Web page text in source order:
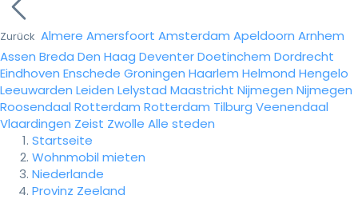
Zurück Almere Amersfoort Amsterdam Apeldoorn Arnhem
Assen Breda Den Haag DeventerDoetinchem Dordrecht
Eindhoven Enschede Groningen Haarlem Helmond Hengelo
Leeuwarden Leiden Lelystad Maastricht Nijmegen Nijmegen
Roosendaal Rotterdam Rotterdam Tilburg Veenendaal
Vlaardingen Zeist Zwolle Alle steden
Startseite
Wohnmobil mieten
Niederlande
Provinz Zeeland